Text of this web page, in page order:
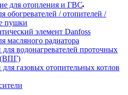
для отопления и ГВС
обогревателей / отопителей /
пушки
элемент Danfoss
масляного радиатора
для водонагревателей проточных
(ВПГ)
для газовых отопительных котлов